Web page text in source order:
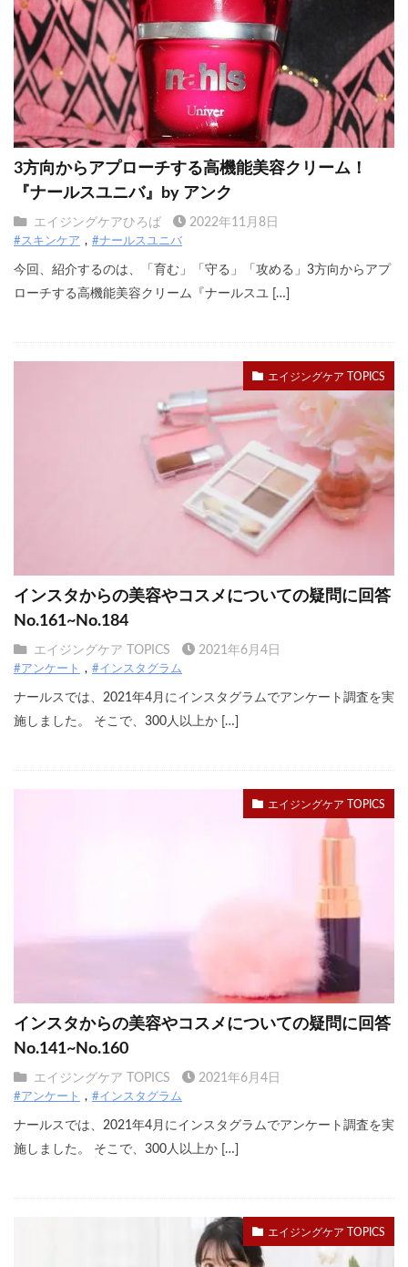
3方向からアプローチする高機能美容クリーム！
『ナールスユニバ』by アンク
エイジングケアひろば 2022年11月8日
#スキンケア #ナールスユニバ
今回、紹介するのは、「育む」「守る」「攻める」3方向からアプ
ローチする高機能美容クリーム『ナールスユ […]
エイジングケア TOPICS
インスタからの美容やコスメについての疑問に回答
No.161~No.184
エイジングケア TOPICS 2021年6月4日
#アンケート #インスタグラム
ナールスでは、2021年4月にインスタグラムでアンケート調査を実
施しました。 そこで、300人以上か […]
エイジングケア TOPICS
インスタからの美容やコスメについての疑問に回答
No.141~No.160
エイジングケア TOPICS 2021年6月4日
#アンケート #インスタグラム
ナールスでは、2021年4月にインスタグラムでアンケート調査を実
施しました。 そこで、300人以上か […]
エイジングケア TOPICS